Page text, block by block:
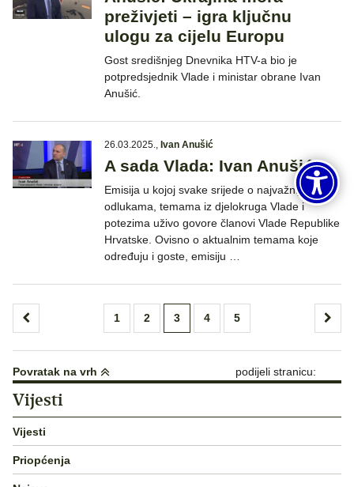
preživjeti – igra ključnu
ulogu za cijelu Europu
Gost središnjeg Dnevnika HTV-a bio je
potpredsjednik Vlade i ministar obrane Ivan
Anušić.
26.03.2025., Ivan Anušić
A sada Vlada: Ivan Anušić
Emisija u kojoj svake srijede o najvažnijim
odlukama, temama iz djelokruga Vlade i
potezima uživo govore članovi Vlade Republike
Hrvatske. Ovisno o aktualnim temama koje
određuju i goste, emisiju …
Brojevi
objava
1 2 3 4 5
Povratak na vrh podijeli stranicu:
Vijesti
Vijesti
Priopćenja